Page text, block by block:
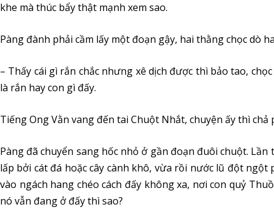
khe mà thúc bẩy thật mạnh xem sao.
Pàng đành phải cầm lấy một đoạn gậy, hai thằng chọc dò
– Thấy cái gì rắn chắc nhưng xê dịch được thì bảo tao,
là rắn hay con gì đấy.
Tiếng Ong Vằn vang đến tai Chuột Nhắt, chuyện ấy thì
Pàng đã chuyển sang hốc nhỏ ở gần đoạn đuôi chuột.
lấp bởi cát đá hoặc cây cành khô, vừa rồi nước lũ đột
vào ngách hang chéo cách đấy không xa, nơi con quỷ
nó vẫn đang ở đấy thì sao?